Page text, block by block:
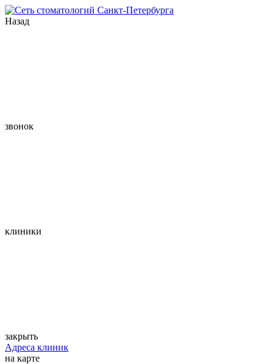
Назад
звонок
клиники
закрыть
Адреса клиник
на карте